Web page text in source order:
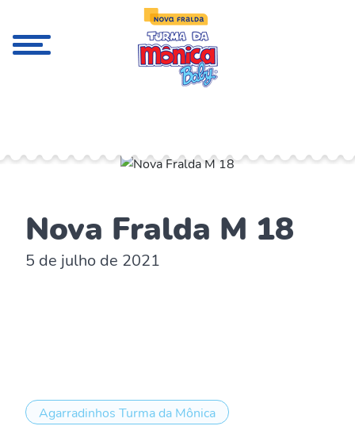
Nova Fralda M 18
5 de julho de 2021
Agarradinhos Turma da Mônica